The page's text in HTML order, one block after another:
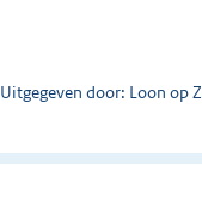
Uitgegeven door: Loon op